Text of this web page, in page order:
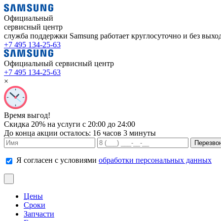
Официальный
сервисный центр
служба поддержки Samsung работает круглосуточно и без
+7 495 134-25-63
Официальный сервисный центр
+7 495 134-25-63
×
Время выгод!
Скидка 20% на услуги с 20:00 до 24:00
До конца акции осталось: 16 часов 3 минуты
Я согласен с условиями обработки персональных данных
Цены
Сроки
Запчасти